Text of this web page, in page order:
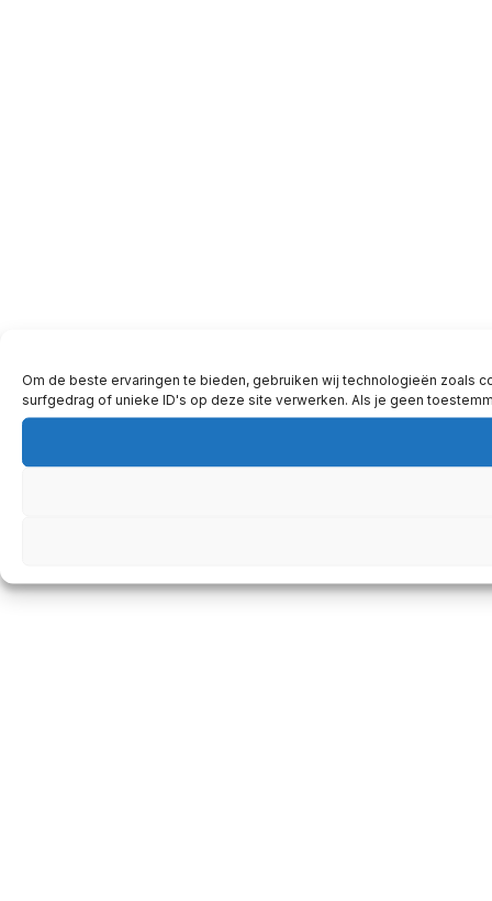
Om de beste ervaringen te bieden, gebruiken wij technologieën zoals
surfgedrag of unieke ID's op deze site verwerken. Als je geen